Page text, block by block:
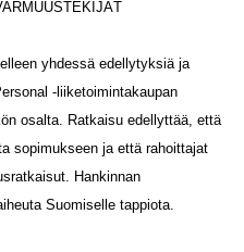
yhdessä edellytyksiä ja
-liiketoimintakaupan
osalta. Ratkaisu edellyttää, että
sopimukseen ja että rahoittajat
Hankinnan
Suomiselle tappiota.